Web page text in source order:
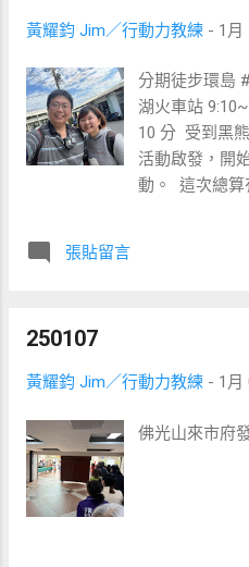
辦？」。 ​ 從中
This Pen ​ 你有
Wilhelm
（Jordan
狼》嗎？ ​ 其中
如何銷售的演
有四個答案，
格，「C」雖然
對。 ​ 若你去看
經取捨後，才
的專家 ​ 1 月
00，將搭配《
你分享，如何
別人願付錢的
無法拒絕的提
分享，如何透
夢幻顧客願意
與你分享，如
瘋狂求你賣的
00～10：00，
黃耀鈞 Jim／行動力教練 - 1月
分期徒步環島
湖火車站
10 分 ​ 受到黑
活動啟發，開
動。 ​ 這次總
想說從奇美博
南保安火車站
決定，先從台
車站，再走到
那往下走，要
張貼留言
250107
黃耀鈞 Jim／行動力教練 - 1月
佛光山來市府